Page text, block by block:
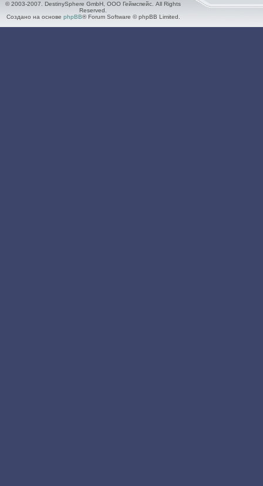
© 2003-2007. DestinySphere GmbH, ООО Геймспейс. All Rights
Reserved.
Создано на основе phpBB® Forum Software © phpBB Limited.